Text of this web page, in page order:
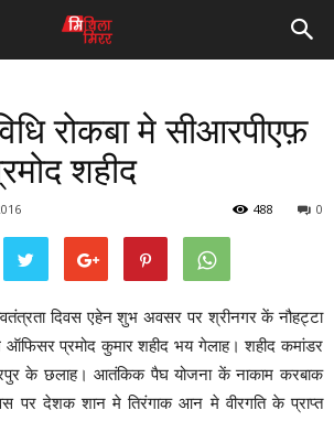
रोकबा मे सीआरपीएफ़
शहीद
0
488
दिवस एहेन शुभ अवसर पर श्रीनगर कें नौहट्टा
प्रमोद कुमार शहीद भय गेलाह। शहीद कमांडर
के छलाह। आतंकिक पैघ योजना कें नाकाम करबाक
पर देशक शान मे तिरंगाक आन मे वीरगति के प्राप्त